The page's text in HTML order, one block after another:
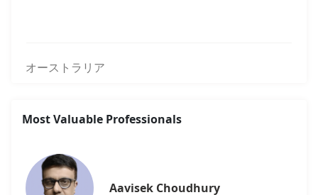
オーストラリア
Most Valuable Professionals
Aavisek Choudhury